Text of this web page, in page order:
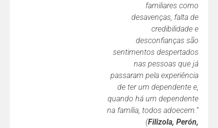
familiares como
desavenças, falta de
credibilidade e
desconfianças são
sentimentos despertados
nas pessoas que já
passaram pela experiência
de ter um dependente e,
quando há um dependente
na família, todos adoecem ”
(Filizola, Perón,